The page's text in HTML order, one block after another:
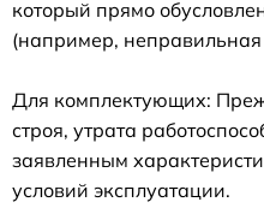
который прямо
(например, неправильная
Для комплектующих:
строя, утрата
заявленным
условий эксплуатации.